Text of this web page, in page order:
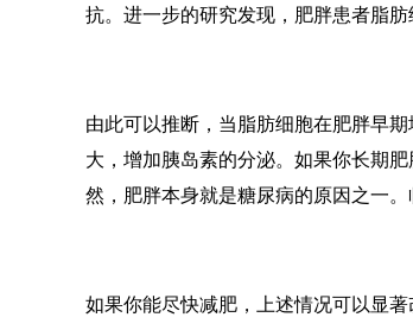
抗。进一步的研究发现，肥胖患者脂
由此可以推断，当脂肪细胞在肥胖早
大，增加胰岛素的分泌。如果你长期
然，肥胖本身就是糖尿病的原因之一
如果你能尽快减肥，上述情况可以显